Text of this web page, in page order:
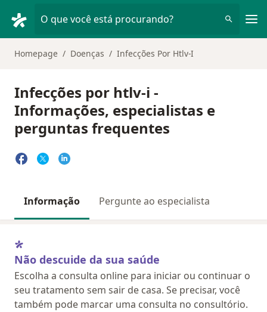
O que você está procurando?
Homepage Doenças Infecções Por Htlv-I
Infecções por htlv-i -
Informações, especialistas e
perguntas frequentes
Informação Pergunte ao especialista
Não descuide da sua saúde
Escolha a consulta online para iniciar ou continuar o
seu tratamento sem sair de casa. Se precisar, você
também pode marcar uma consulta no consultório.